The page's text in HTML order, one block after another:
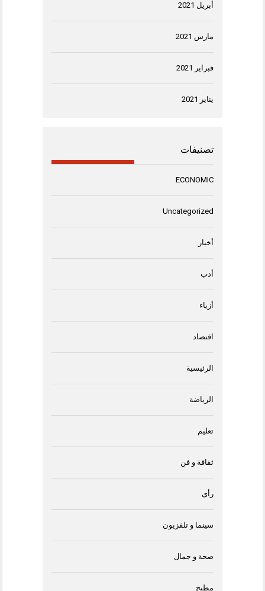
أبريل 2021
مارس 2021
فبراير 2021
يناير 2021
تصنيفات
ECONOMIC
Uncategorized
أخبار
أدب
أزياء
اقتصاد
الرئيسية
الرياضة
تعليم
ثقافة و فن
رأى
سينما و تلفزيون
صحة و جمال
مطبخ